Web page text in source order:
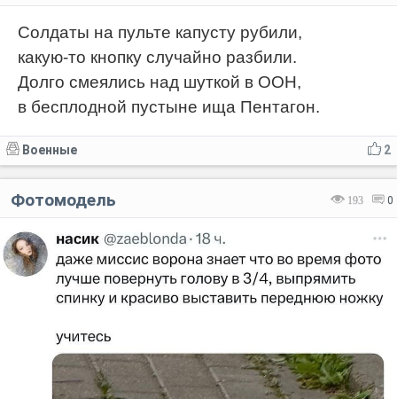
Солдаты на пульте капусту рубили,
какую-то кнопку случайно разбили.
Долго смеялись над шуткой в ООН,
в бесплодной пустыне ища Пентагон.
2
Военные
193 0
Фотомодель